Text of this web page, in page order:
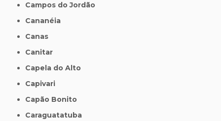
Campos do Jordão
Cananéia
Canas
Canitar
Capela do Alto
Capivari
Capão Bonito
Caraguatatuba